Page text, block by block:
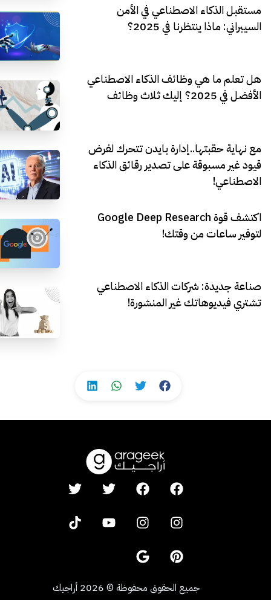
مستقبل الذكاء الاصطناعي في الأمن
السيبراني: ماذا ينتظرنا في 2025؟
هل تعلم ما هي وظائف الذكاء الاصطناعي
الأفضل في 2025؟ إليك ثلاث وظائف
مع نهاية حقبتها..إدارة بايدن تتحرك لفرض
قيود غير مسبوقة على تصدير رقائق الذكاء
الاصطناعي!
اكتشف قوة Google Deep Research
لتوفير ساعات من وقتك!
صناعة جديدة: شركات الذكاء الاصطناعي
تشتري فيديوهاتك غير المنشورة!
جميع الحقوق محفوظة ©
2026 أراجيك